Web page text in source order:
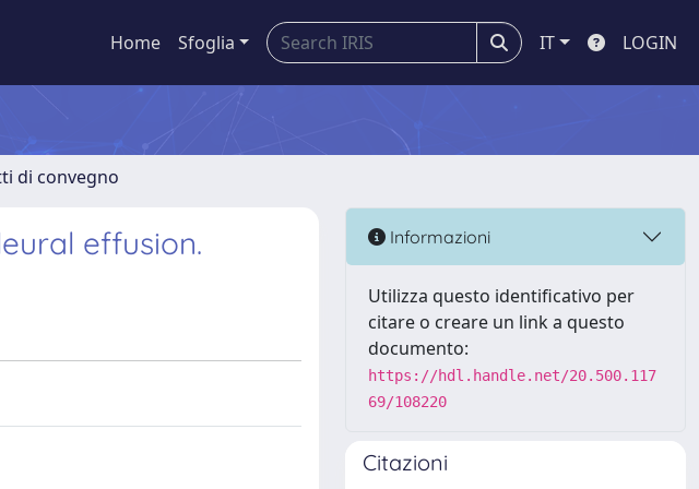
Home Sfoglia IT LOGIN
di convegno
effusion. Informazioni
Utilizza questo identificativo per
citare o creare un link a questo
documento:
https://hdl.handle.net/20.500.117
69/108220
Citazioni